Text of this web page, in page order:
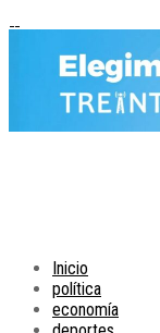
Inicio
política
economía